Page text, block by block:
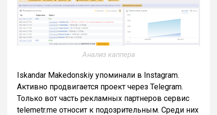
Анализ каппера
Iskandar Makedonskiy упоминали в Instagram.
Активно продвигается проект через Telegram.
Только вот часть рекламных партнеров сервис
telemetr.me относит к подозрительным. Среди них